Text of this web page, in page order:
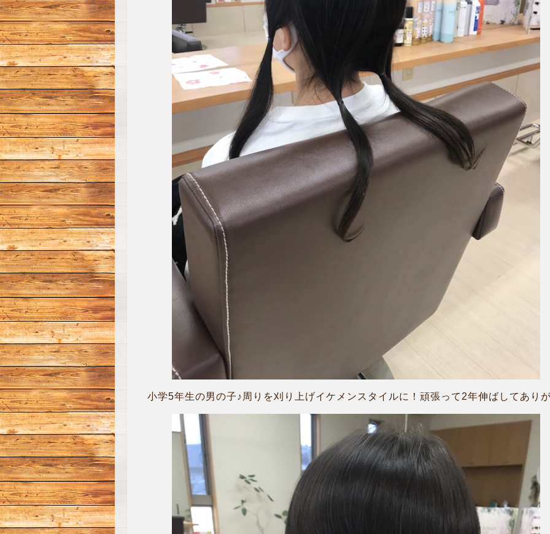
小学5年生の男の子♪周りを刈り上げイケメンスタイルに！頑張って2年伸ばしてあり